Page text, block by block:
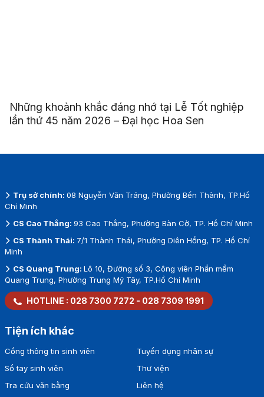
Những khoảnh khắc đáng nhớ tại Lễ Tốt nghiệp
lần thứ 45 năm 2026 – Đại học Hoa Sen
Trụ sở chính: 08 Nguyễn Văn Tráng, Phường Bến Thành, TP.Hồ
Chí Minh
CS Cao Thắng: 93 Cao Thắng, Phường Bàn Cờ, TP. Hồ Chí Minh
CS Thành Thái: 7/1 Thành Thái, Phường Diên Hồng, TP. Hồ Chí
Minh
CS Quang Trung: Lô 10, Đường số 3, Công viên Phần mềm
Quang Trung, Phường Trung Mỹ Tây, TP.Hồ Chí Minh
HOTLINE : 028 7300 7272 - 028 7309 1991
Tiện ích khác
Cổng thông tin sinh viên
Sổ tay sinh viên
Tra cứu văn bằng
Tuyển dụng nhân sự
Thư viện
Liên hệ